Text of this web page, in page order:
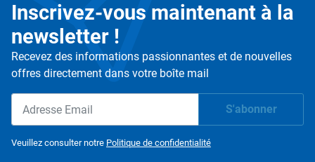
Inscrivez-vous maintenant à la
newsletter !
Recevez des informations passionnantes et de nouvelles
offres directement dans votre boîte mail
S'abonner
Veuillez consulter notre Politique de confidentialité